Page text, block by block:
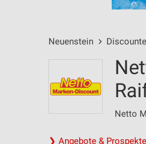
Neuenstein
Netto
❯ Angebote &